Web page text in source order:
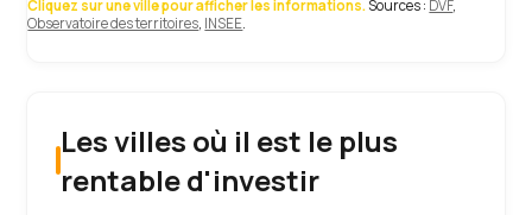
Cliquez sur une ville pour afficher les informations. Sources : DVF,
Observatoire des territoires, INSEE.
Les villes où il est le plus
rentable d'investir